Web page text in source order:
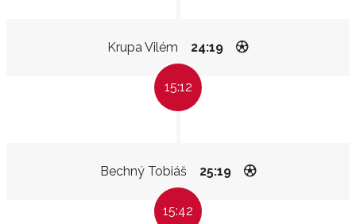
Krupa Vilém 24:19
15:12
Bechný Tobiáš 25:19
15:42